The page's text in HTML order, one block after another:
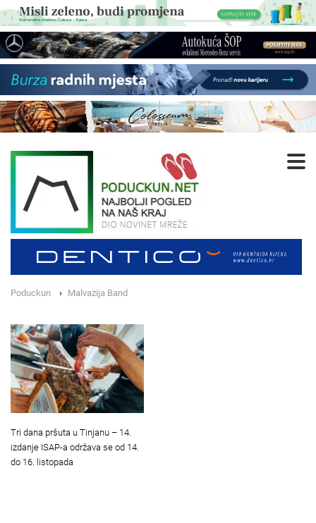
Poduckun Malvazija Band
Tri dana pršuta u Tinjanu – 14.
izdanje ISAP-a održava se od 14.
do 16. listopada